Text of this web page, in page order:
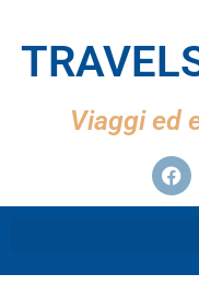
Viaggi ed